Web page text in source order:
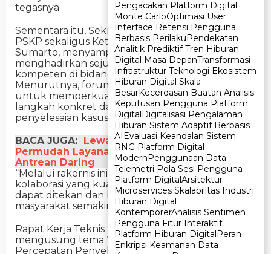
Pengacakan Platform Digital
Monte CarloOptimasi User
Interface Retensi Pengguna
Berbasis PerilakuPendekatan
Analitik Prediktif Tren Hiburan
Digital Masa DepanTransformasi
Infrastruktur Teknologi Ekosistem
Hiburan Digital Skala
BesarKecerdasan Buatan Analisis
Keputusan Pengguna Platform
DigitalDigitalisasi Pengalaman
Hiburan Sistem Adaptif Berbasis
AIEvaluasi Keandalan Sistem
RNG Platform Digital
ModernPenggunaan Data
Telemetri Pola Sesi Pengguna
Platform DigitalArsitektur
Microservices Skalabilitas Industri
Hiburan Digital
KontemporerAnalisis Sentimen
Pengguna Fitur Interaktif
Platform Hiburan DigitalPeran
Enkripsi Keamanan Data
Pengacakan Platform Digital
Monte CarloOptimasi User
Interface Retensi Pengguna
Berbasis PerilakuPendekatan
Analitik Prediktif Tren Hiburan
Digital Masa DepanTransformasi
Infrastruktur Teknologi Ekosistem
Hiburan Digital Skala
BesarKecerdasan Buatan Analisis
Keputusan Pengguna Platform
DigitalDigitalisasi Pengalaman
Hiburan Sistem Adaptif Berbasis
AIEvaluasi Keandalan Sistem
RNG Platform Digital
ModernPenggunaan Data
Telemetri Pola Sesi Pengguna
Platform DigitalArsitektur
Microservices Skalabilitas Industri
Hiburan Digital
KontemporerAnalisis Sentimen
Pengguna Fitur Interaktif
Platform Hiburan DigitalPeran
Enkripsi Keamanan Data
tegasnya.
Sementara itu, Sekretaris Direktorat Jenderal
PSKP sekaligus Ketua Panitia Rapat Kerja Teknis,
Sumarto, menyampaikan bahwa kegiatan ini
menghadirkan sejumlah narasumber yang
kompeten di bidang konflik pertanahan.
Menurutnya, forum ini menjadi ruang strategis
untuk memperkuat kolaborasi dan merumuskan
langkah konkret dalam pencegahan serta
penyelesaian kasus pertanahan.
BACA JUGA: Lewat Sentuh Tanahku, ATR/BPN
Permudah Layanan Pertanahan dengan
Antrean Daring
“Melalui rakernis ini, kami ingin membangun
kolaborasi yang kuat agar jumlah kasus baru
dapat ditekan dan kepastian hukum atas tanah
masyarakat semakin terjamin,” ujar Sumarto.
Rapat Kerja Teknis Ditjen PSKP Tahun 2025
mengusung tema “Strategi Pencegahan dan
Percepatan Penyelesaian Kasus Pertanahan